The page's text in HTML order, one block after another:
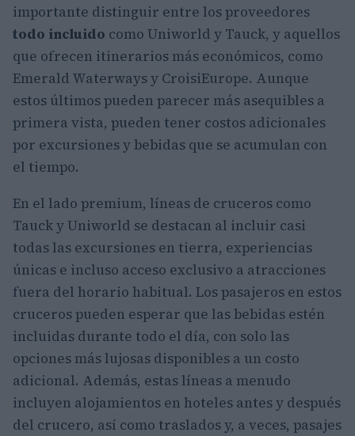
importante distinguir entre los proveedores
todo incluido como Uniworld y Tauck, y aquellos
que ofrecen itinerarios más económicos, como
Emerald Waterways y CroisiEurope. Aunque
estos últimos pueden parecer más asequibles a
primera vista, pueden tener costos adicionales
por excursiones y bebidas que se acumulan con
el tiempo.
En el lado premium, líneas de cruceros como
Tauck y Uniworld se destacan al incluir casi
todas las excursiones en tierra, experiencias
únicas e incluso acceso exclusivo a atracciones
fuera del horario habitual. Los pasajeros en estos
cruceros pueden esperar que las bebidas estén
incluidas durante todo el día, con solo las
opciones más lujosas disponibles a un costo
adicional. Además, estas líneas a menudo
incluyen alojamientos en hoteles antes y después
del crucero, así como traslados y, a veces, pasajes